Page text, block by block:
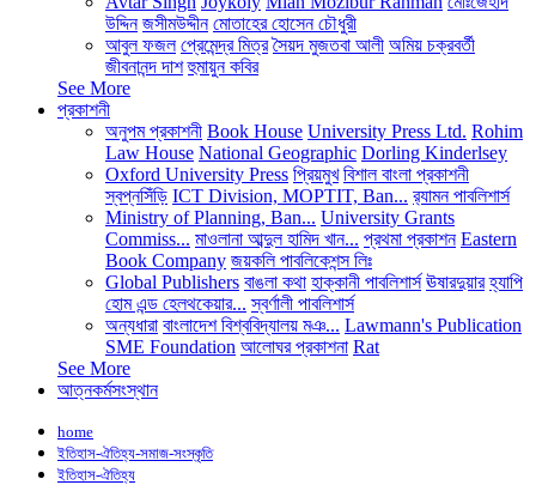
উদ্দিন জসীমউদ্দীন মোতাহের হোসেন চৌধুরী
আবুল ফজল প্রেমেন্দ্র মিত্র সৈয়দ মুজতবা আলী অমিয় চক্রবর্তী
জীবনানন্দ দাশ হুমায়ুন কবির
See More
প্রকাশনী
অনুপম প্রকাশনী Book House University Press Ltd. Rohim
Law House National Geographic Dorling Kinderlsey
Oxford University Press প্রিয়মুখ বিশাল বাংলা প্রকাশনী
স্বপ্নসিঁড়ি ICT Division, MOPTIT, Ban... র‍্যামন পাবলিশার্স
Ministry of Planning, Ban... University Grants
Commiss... মাওলানা আব্দুল হামিদ খান... প্রথমা প্রকাশন Eastern
Book Company জয়কলি পাবলিকেশন্স লিঃ
Global Publishers বাঙলা কথা হাক্কানী পাবলিশার্স ঊষারদুয়ার হ্যাপি
হোম এন্ড হেলথকেয়ার... স্বর্ণালী পাবলিশার্স
অন্যধারা বাংলাদেশ বিশ্ববিদ্যালয় মঞ... Lawmann's Publication
SME Foundation আলোঘর প্রকাশনা Rat
See More
আত্নকর্মসংস্থান
home
ইতিহাস-ঐতিহ্য-সমাজ-সংস্কৃতি
ইতিহাস-ঐতিহ্য